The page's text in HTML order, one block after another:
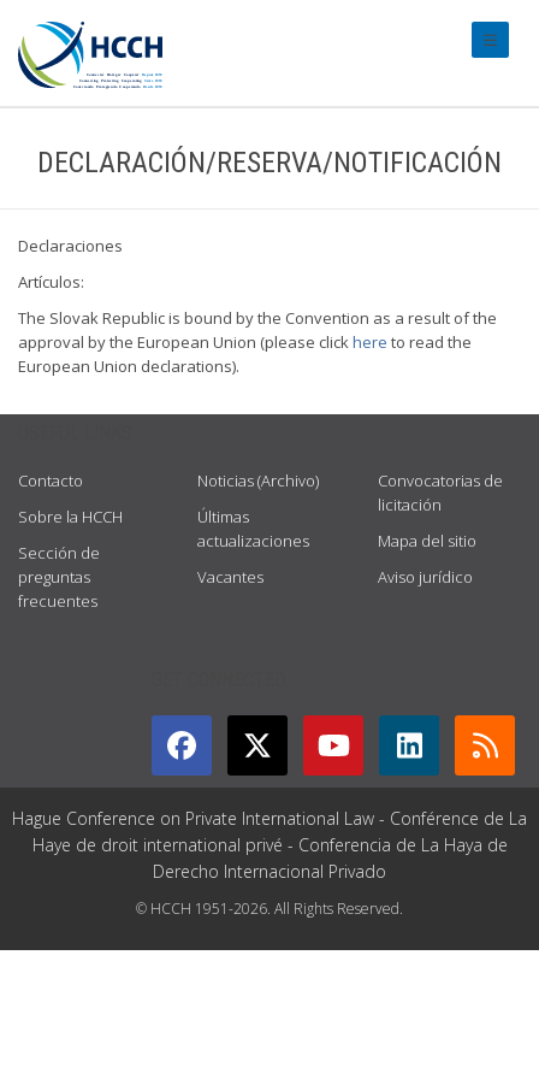
DECLARACIÓN/RESERVA/NOTIFICACIÓN
Declaraciones
Artículos:
The Slovak Republic is bound by the Convention as a result of the
approval by the European Union (please clickhere to read the
European Union declarations).
Contacto
Sobre la HCCH
Sección de
preguntas
frecuentes
Noticias (Archivo)
Últimas
actualizaciones
Vacantes
Convocatorias de
licitación
Mapa del sitio
Aviso jurídico
Hague Conference on Private International Law - Conférence de La
Haye de droit international privé - Conferencia de La Haya de
Derecho Internacional Privado
© HCCH 1951-2026. All Rights Reserved.